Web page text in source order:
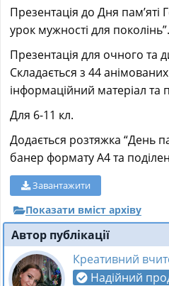
Презентація до Дня пам’яті
урок мужності для
Презентація для очного та
Складається з 44
інформаційний матеріал та
Для 6-11 кл.
Додається розтяжка “День
банер формату А4 та
Завантажити
Показати вміст архіву
Автор публікації
Креативний
Надійний